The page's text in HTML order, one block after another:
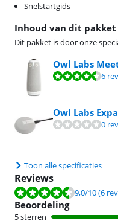
Inhoud van dit pakket
Dit pakket is door onze
Owl Labs
Beoordeling is 9,0 van de 10, 6
Owl Labs
0
Toon alle specificaties
Snelstartgids
Reviews
Beoordeling is 9,0 van de 10,
9,0/10(6
Beoordeling
5 sterren